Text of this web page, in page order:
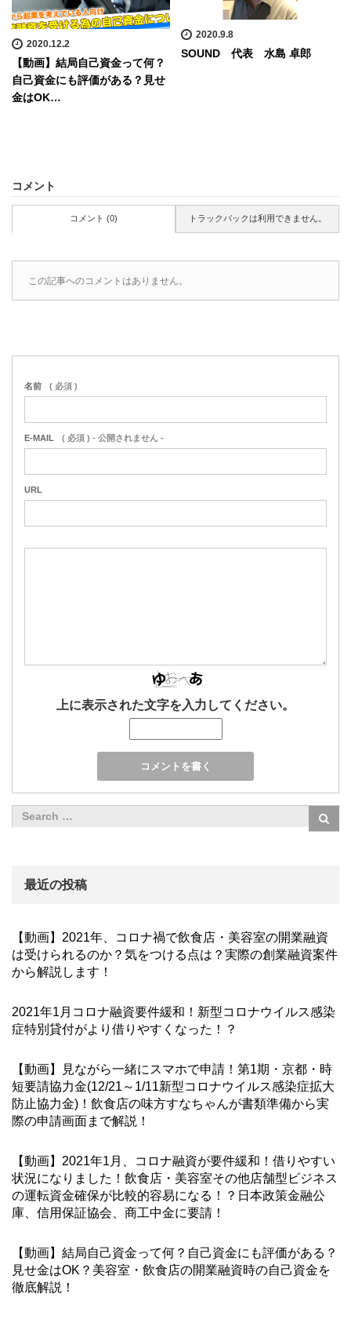
2020.12.2
【動画】結局自己資金って何？
自己資金にも評価がある？見せ
金はOK…
2020.9.8
SOUND 代表 水島 卓郎
コメント
コメント (0) トラックバックは利用できません。
この記事へのコメントはありません。
名前 ( 必須 )
E-MAIL ( 必須 ) - 公開されません -
URL
上に表示された文字を入力してください。
最近の投稿
【動画】2021年、コロナ禍で飲食店・美容室の開業融資
は受けられるのか？気をつける点は？実際の創業融資案件
から解説します！
2021年1月コロナ融資要件緩和！新型コロナウイルス感染
症特別貸付がより借りやすくなった！？
【動画】見ながら一緒にスマホで申請！第1期・京都・時
短要請協力金(12/21～1/11新型コロナウイルス感染症拡大
防止協力金)！飲食店の味方すなちゃんが書類準備から実
際の申請画面まで解説！
【動画】2021年1月、コロナ融資が要件緩和！借りやすい
状況になりました！飲食店・美容室その他店舗型ビジネス
の運転資金確保が比較的容易になる！？日本政策金融公
庫、信用保証協会、商工中金に要請！
【動画】結局自己資金って何？自己資金にも評価がある？
見せ金はOK？美容室・飲食店の開業融資時の自己資金を
徹底解説！